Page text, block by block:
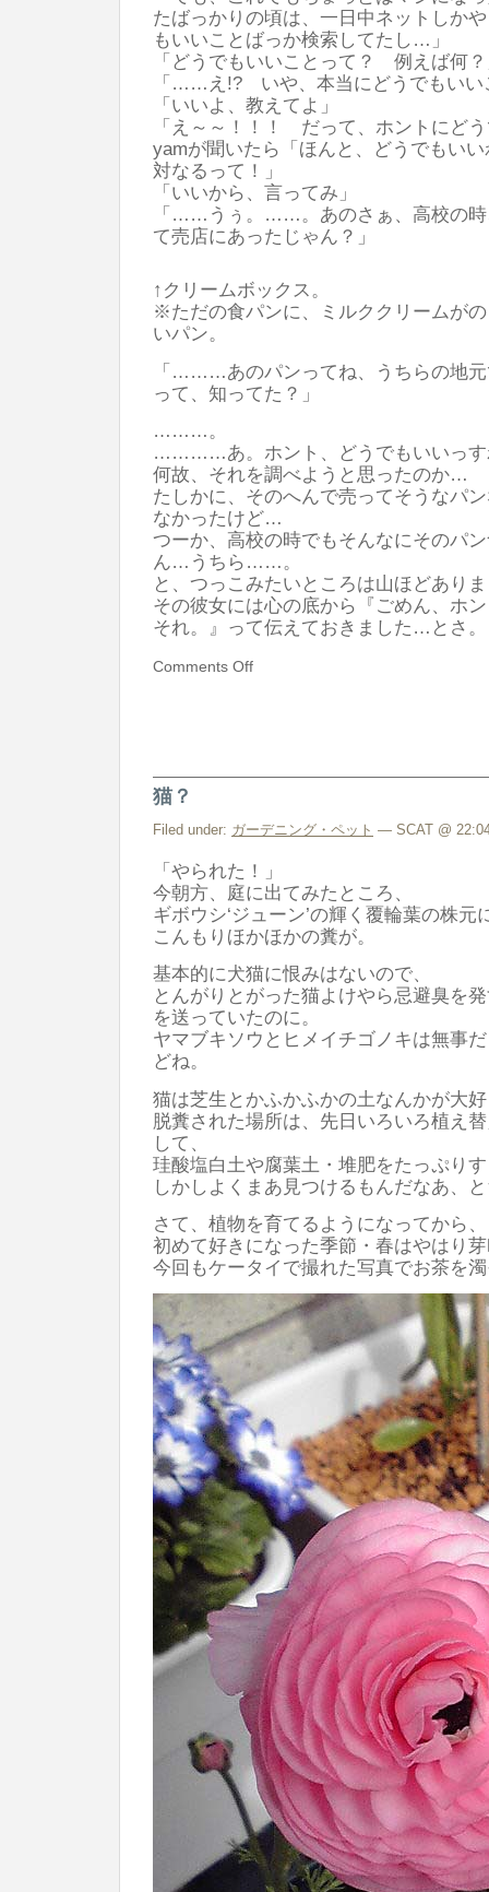
たばっかりの頃は、一日中ネットしか
もいいことばっか検索してたし…」
「どうでもいいことって？ 例えば何
「……え!? いや、本当にどうでもい
「いいよ、教えてよ」
「え～～！！！ だって、ホントにど
yamが聞いたら「ほんと、どうでもい
対なるって！」
「いいから、言ってみ」
「……うぅ。……。あのさぁ、高校の時
て売店にあったじゃん？」
↑クリームボックス。
※ただの食パンに、ミルククリームが
いパン。
「………あのパンってね、うちらの地
って、知ってた？」
………。
…………あ。ホント、どうでもいいっす
何故、それを調べようと思ったのか…
たしかに、そのへんで売ってそうなパ
なかったけど…
つーか、高校の時でもそんなにそのパ
ん…うちら……。
と、つっこみたいところは山ほどあり
その彼女には心の底から『ごめん、ホ
それ。』って伝えておきました…と
Comments Off
猫？
Filed under: ガーデニング・ペット — SCAT @
「やられた！」
今朝方、庭に出てみたところ、
ギボウシ‘ジューン’の輝く覆輪葉の株
こんもりほかほかの糞が。
基本的に犬猫に恨みはないので、
とんがりとがった猫よけやら忌避臭を
を送っていたのに。
ヤマブキソウとヒメイチゴノキは無事
どね。
猫は芝生とかふかふかの土なんかが大
脱糞された場所は、先日いろいろ植え
して、
珪酸塩白土や腐葉土・堆肥をたっぷり
しかしよくまあ見つけるもんだなあ、
さて、植物を育てるようになってから、
初めて好きになった季節・春はやはり
今回もケータイで撮れた写真でお茶を